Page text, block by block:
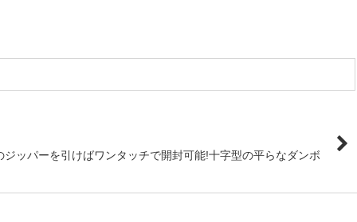
ッパーを引けばワンタッチで開封可能!十字型の平らなダンボ